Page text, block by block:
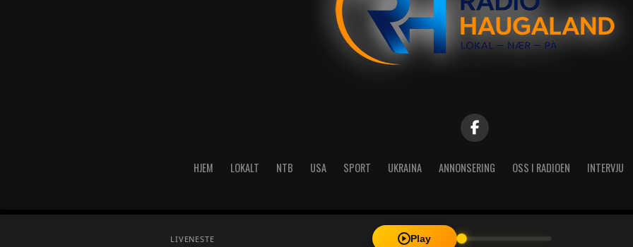
HJEM LOKALT NTB USA SPORT UKRAINA ANNONSERING OSS I RADIOEN INTERVJU
Copyright © 2026 A-Media AS | Radio Haugaland - Haraldsgata 114, 5527 Haugesund - Mail:
LIVENESTE Play